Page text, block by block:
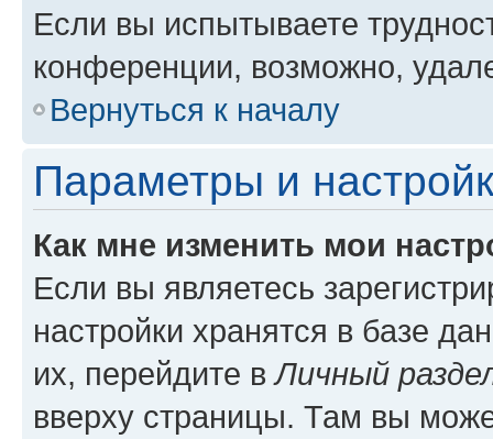
Если вы испытываете
конференции, возможно,
Вернуться к началу
Параметры и
Как мне изменить мои
Если вы являетесь
настройки хранятся в базе
их, перейдите вЛичный
вверху страницы. Там вы